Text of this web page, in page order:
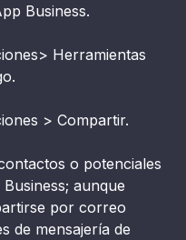
Business.
Herramientas
> Compartir.
o potenciales
aunque
por correo
de mensajería de